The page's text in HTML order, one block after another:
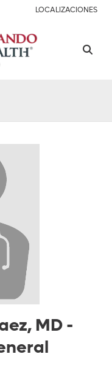
LOCALIZACIONES
MD -